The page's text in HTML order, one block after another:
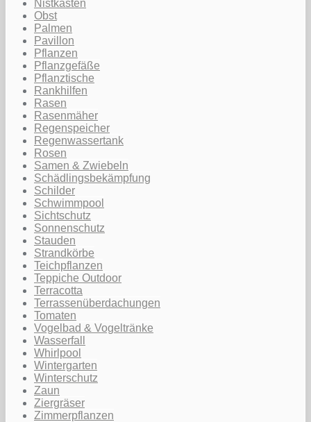
Nistkasten
Obst
Palmen
Pavillon
Pflanzen
Pflanzgefäße
Pflanztische
Rankhilfen
Rasen
Rasenmäher
Regenspeicher
Regenwassertank
Rosen
Samen & Zwiebeln
Schädlingsbekämpfung
Schilder
Schwimmpool
Sichtschutz
Sonnenschutz
Stauden
Strandkörbe
Teichpflanzen
Teppiche Outdoor
Terracotta
Terrassenüberdachungen
Tomaten
Vogelbad & Vogeltränke
Wasserfall
Whirlpool
Wintergarten
Winterschutz
Zaun
Ziergräser
Zimmerpflanzen